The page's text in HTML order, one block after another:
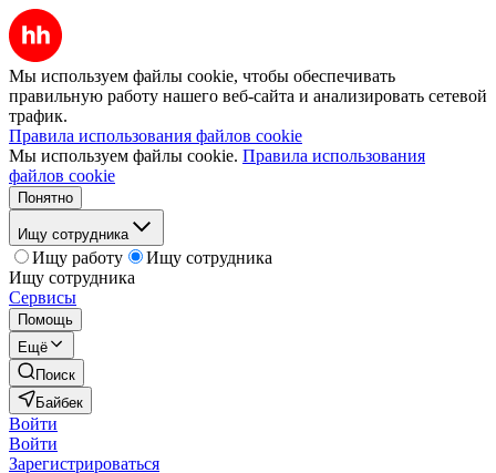
Мы используем файлы cookie, чтобы обеспечивать
правильную работу нашего веб-сайта и анализировать сетевой
трафик.
Правила использования файлов cookie
Мы используем файлы cookie. Правила использования
файлов cookie
Понятно
Ищу сотрудника
Ищу работу
Ищу сотрудника
Ищу сотрудника
Сервисы
Помощь
Ещё
Поиск
Байбек
Войти
Войти
Зарегистрироваться